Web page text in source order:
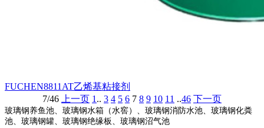
FUCHEN8811AT乙烯基粘接剂
7/46
上一页 1 .. 3 4 5 6 7 8 9 10 11 ..46 下一页
玻璃钢养鱼池、玻璃钢水箱（水窖）、玻璃钢消防水池、玻璃钢化粪
池、玻璃钢罐、玻璃钢绝缘板、玻璃钢沼气池